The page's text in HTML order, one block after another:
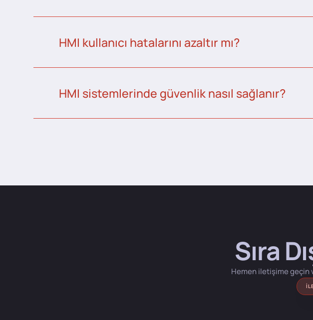
HMI kullanıcı hatalarını azaltır mı?
HMI sistemlerinde güvenlik nasıl sağlanır?
Sıra
Hemen iletişime geçin